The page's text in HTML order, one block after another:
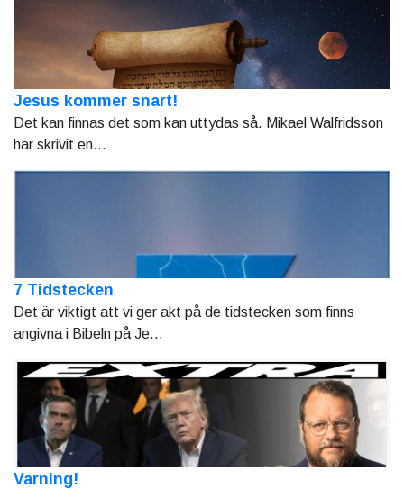
Jesus kommer snart!
Det kan finnas det som kan uttydas så. Mikael Walfridsson
har skrivit en...
7 Tidstecken
Det är viktigt att vi ger akt på de tidstecken som finns
angivna i Bibeln på Je...
Varning!